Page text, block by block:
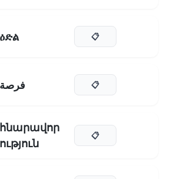
ዕድል 📋
فرصة 📋
հնարավոր
ություն
📋